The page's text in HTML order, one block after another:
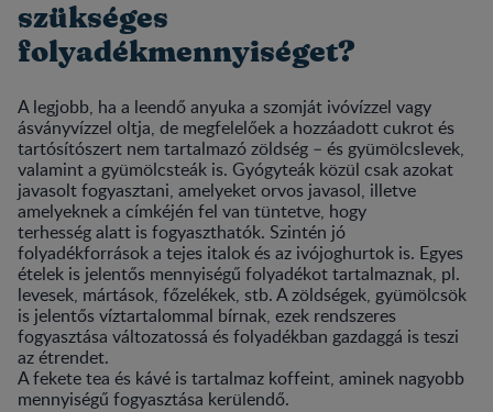
szükséges
folyadékmennyiséget?
A legjobb, ha a leendő anyuka a szomját ivóvízzel vagy
ásványvízzel oltja, de megfelelőek a hozzáadott cukrot és
tartósítószert nem tartalmazó zöldség – és gyümölcslevek,
valamint a gyümölcsteák is. Gyógyteák közül csak azokat
javasolt fogyasztani, amelyeket orvos javasol, illetve
amelyeknek a címkéjén fel van tüntetve, hogy
terhesség alatt is fogyaszthatók. Szintén jó
folyadékforrások a tejes italok és az ivójoghurtok is. Egyes
ételek is jelentős mennyiségű folyadékot tartalmaznak, pl.
levesek, mártások, főzelékek, stb. A zöldségek, gyümölcsök
is jelentős víztartalommal bírnak, ezek rendszeres
fogyasztása változatossá és folyadékban gazdaggá is teszi
az étrendet.
A fekete tea és kávé is tartalmaz koffeint, aminek nagyobb
mennyiségű fogyasztása kerülendő.